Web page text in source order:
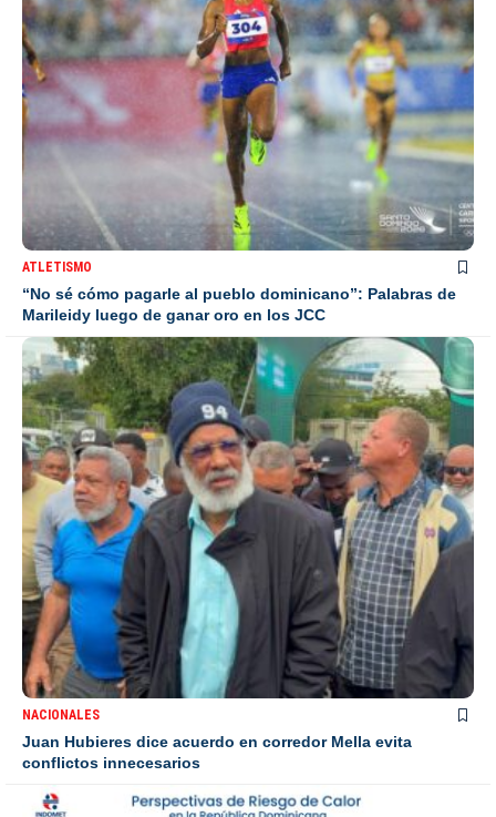
ATLETISMO
“No sé cómo pagarle al pueblo dominicano”: Palabras de
Marileidy luego de ganar oro en los JCC
NACIONALES
Juan Hubieres dice acuerdo en corredor Mella evita
conflictos innecesarios